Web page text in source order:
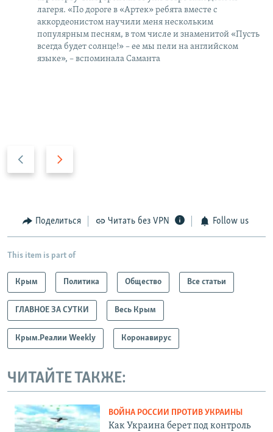
лагеря. «По дороге в «Артек» ребята вместе с
аккордеонистом научили меня нескольким
популярным песням, в том числе и знаменитой «Пусть
всегда будет солнце!» – ее мы пели на английском
языке», – вспоминала Саманта
щ
и
й
л
й
и
л
а
й
д
Поделиться Читать без VPN Follow us
This item is part of
Крым Политика Общество Все статьи
ГЛАВНОЕ ЗА СУТКИ Весь Крым
Крым.Реалии Weekly Коронавирус
ЧИТАЙТЕ ТАКЖЕ:
ВОЙНА РОССИИ ПРОТИВ УКРАИНЫ
Как Украина берет под контроль